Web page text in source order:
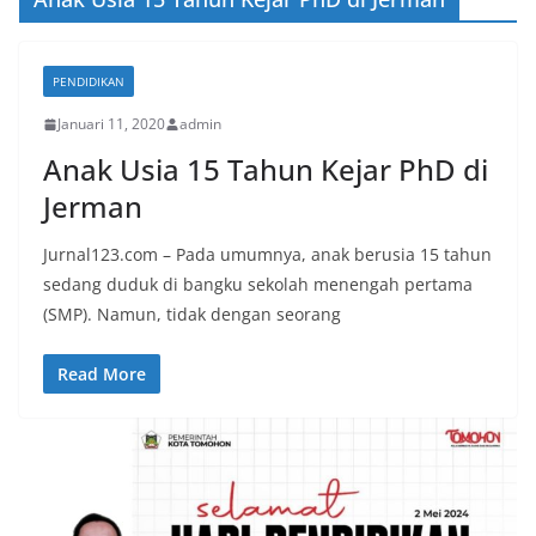
PENDIDIKAN
Januari 11, 2020 admin
Anak Usia 15 Tahun Kejar PhD di
Jerman
Jurnal123.com – Pada umumnya, anak berusia 15 tahun
sedang duduk di bangku sekolah menengah pertama
(SMP). Namun, tidak dengan seorang
Read More